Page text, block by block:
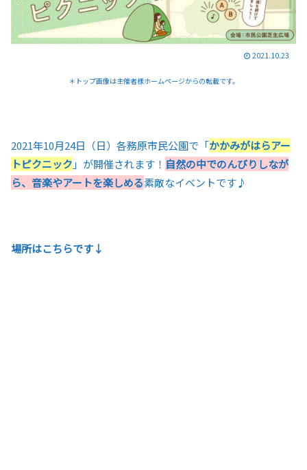
2021.10.23
＊トップ画像は主催者様ホームページからの転載です。
2021年10月24日（日）各務原市民公園で「かかみがはらアー
トピクニック 」が開催されます！ 自然の中でのんびりしなが
ら、音楽やアートを楽しめる素敵なイベントです♪
場所はこちらです↓